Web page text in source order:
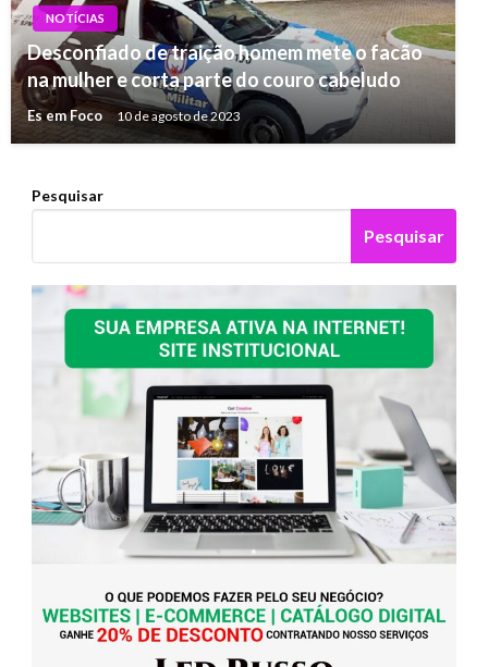
NOTÍCIAS
Desconfiado de traição homem mete o facão
na mulher e corta parte do couro cabeludo
Es em Foco 10 de agosto de 2023
Pesquisar
Pesquisar